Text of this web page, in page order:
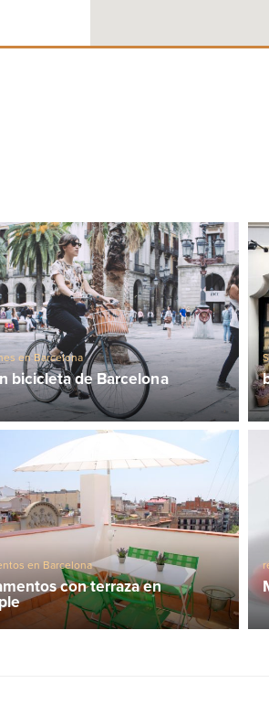
en Barcelona
bicicleta de Barcelona
en Barcelona
con terraza en